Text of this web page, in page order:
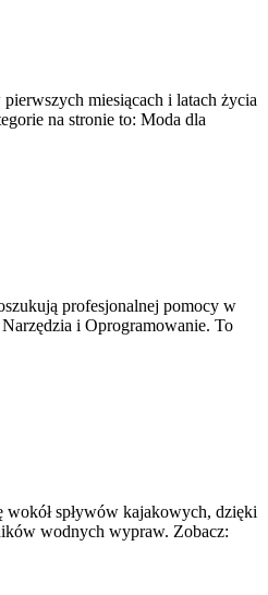
miesiącach i latach życia
na stronie to: Moda dla
profesjonalnej pomocy w
i Oprogramowanie. To
spływów kajakowych, dzięki
wodnych wypraw. Zobacz: